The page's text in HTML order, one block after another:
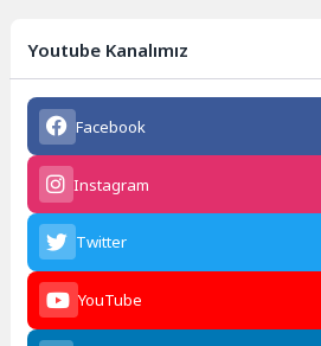
Youtube Kanalımız
Facebook
Instagram
Twitter
YouTube